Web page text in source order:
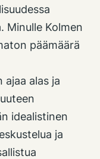
Minulle Kolmen
päämäärä
alas ja
idealistinen
ja